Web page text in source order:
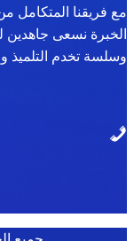
مع فريقنا المتكامل
الخبرة نسعى جاهدين
وسلسة تخدم التلميذ